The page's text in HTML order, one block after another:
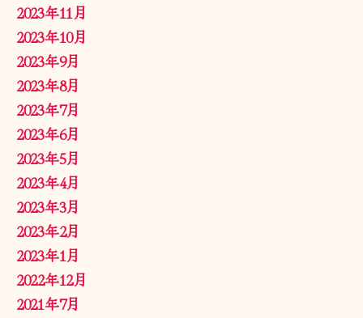
2023年11月
2023年10月
2023年9月
2023年8月
2023年7月
2023年6月
2023年5月
2023年4月
2023年3月
2023年2月
2023年1月
2022年12月
2021年7月